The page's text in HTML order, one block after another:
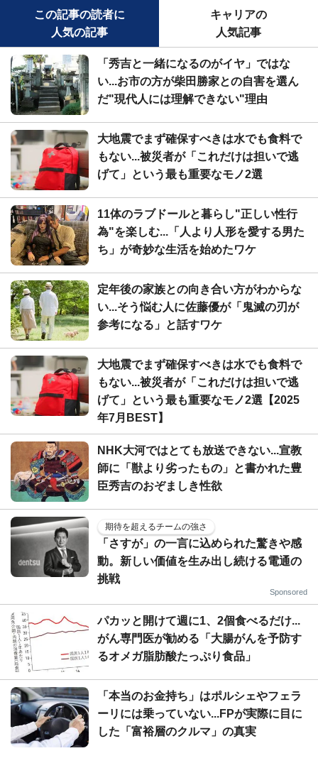
この記事の読者に
人気の記事
キャリアの
人気記事
「秀吉と一緒になるのがイヤ」ではな
い...お市の方が柴田勝家との自害を選ん
だ"現代人には理解できない"理由
大地震でまず確保すべきは水でも食料で
もない...被災者が「これだけは担いで逃
げて」という最も重要なモノ2選
11体のラブドールと暮らし"正しい性行
為"を楽しむ...「人より人形を愛する男た
ち」が奇妙な生活を始めたワケ
定年後の家族との向き合い方がわからな
い...そう悩む人に佐藤優が「鬼滅の刃が
参考になる」と話すワケ
大地震でまず確保すべきは水でも食料で
もない...被災者が「これだけは担いで逃
げて」という最も重要なモノ2選【2025
年7月BEST】
NHK大河ではとても放送できない...宣教
師に「獣より劣ったもの」と書かれた豊
臣秀吉のおぞましき性欲
期待を超えるチームの強さ
「さすが」の一言に込められた驚きや感
動。新しい価値を生み出し続ける電通の
挑戦
Sponsored
パカッと開けて週に1、2個食べるだけ...
がん専門医が勧める「大腸がんを予防す
るオメガ脂肪酸たっぷり食品」
「本当のお金持ち」はポルシェやフェラ
ーリには乗っていない...FPが実際に目に
した「富裕層のクルマ」の真実